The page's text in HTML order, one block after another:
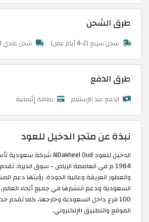
طرق الشحن
شحن سريع (2-4 أيام عمل) شحن عادي (5-9 أيام عمل)
طرق الدفع
الدفع عند الإستلام بطاقة إئتمانية
نبذة عن متجر الدخيل للعود
1984 م في العاصمة الرياض - سوق الديرة.
والعطور العريقة وعالية الجودة. رؤيتها دعم
السعودية ودعم انتشارها في جميع أنحاء
100 فرع داخل السعودية وخارجها، كما تقدم
الموقع والتطبيق الإلكتروني.